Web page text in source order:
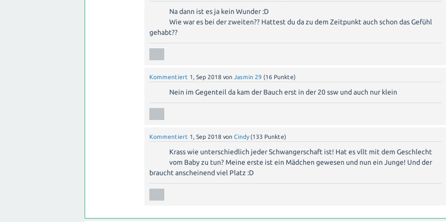
Na dann ist es ja kein Wunder :D
Wie war es bei der zweiten?? Hattest du da zu dem Zeitpunkt auch schon das Gefühl
gehabt??
Kommentiert 1, Sep 2018 von Jasmin 29 (16 Punkte)
Nein im Gegenteil da kam der Bauch erst in der 20 ssw und auch nur klein
Kommentiert 1, Sep 2018 von Cindy (133 Punkte)
Krass wie unterschiedlich jeder Schwangerschaft ist! Hat es vllt mit dem Geschlecht
vom Baby zu tun? Meine erste ist ein Mädchen gewesen und nun ein Junge! Und der
braucht anscheinend viel Platz :D